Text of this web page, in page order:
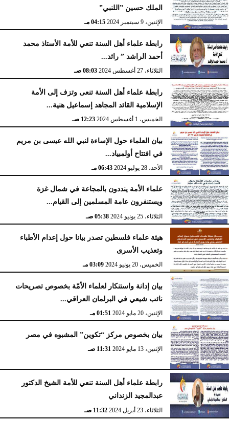
الملك حسين ”اللنبي”
الإثنين، 9 سبتمبر 2024 04:15 مـ
رابطة علماء أهل السنة تنعي للأمة الأستاذ محمد
أحمد الراشد ” رائد...
الثلاثاء، 27 أغسطس 2024 08:03 صـ
رابطة علماء أهل السنة تنعى وتزف إلى الأمة
الإسلامية القائد المجاهد إسماعيل هنية...
الخميس، 1 أغسطس 2024 12:23 صـ
بيان العلماء حول الإساءة لنبي الله عيسى بن مريم
في افتتاح أولمبياد...
الأحد، 28 يوليو 2024 06:43 مـ
علماء الأمة ينددون بالمجاعة في شمال غزة
ويستنفرون عامة المسلمين إلى القيام...
الثلاثاء، 25 يونيو 2024 05:38 صـ
هيئة علماء فلسطين تصدر بيانا حول إعدام الأطباء
وتعذيب الأسرى
الخميس، 20 يونيو 2024 03:09 مـ
بيان إدانة واستنكار لعلماء الأمّة بخصوص تصريحات
نائب شيعي في البرلمان العراقي...
الإثنين، 20 مايو 2024 01:51 مـ
بيان بخصوص مركز “تكوين” المشبوه في مصر
الإثنين، 13 مايو 2024 11:31 صـ
رابطة علماء أهل السنة تنعي للأمة الشيخ الدكتور
عبدالمجيد الزنداني
الثلاثاء، 23 أبريل 2024 11:32 صـ